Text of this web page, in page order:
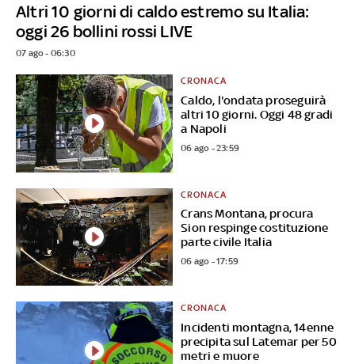
Altri 10 giorni di caldo estremo su Italia:
oggi 26 bollini rossi LIVE
07 ago - 06:30
Caldo, l'ondata proseguirà
altri 10 giorni. Oggi 48 gradi
a Napoli
CRONACA
06 ago - 23:59
Crans Montana, procura
Sion respinge costituzione
parte civile Italia
CRONACA
06 ago - 17:59
Incidenti montagna, 14enne
precipita sul Latemar per 50
metri e muore
CRONACA